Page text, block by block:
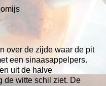
over de zijde waar de pit
een sinaasappelpers.
uit de halve
de witte schil ziet. De